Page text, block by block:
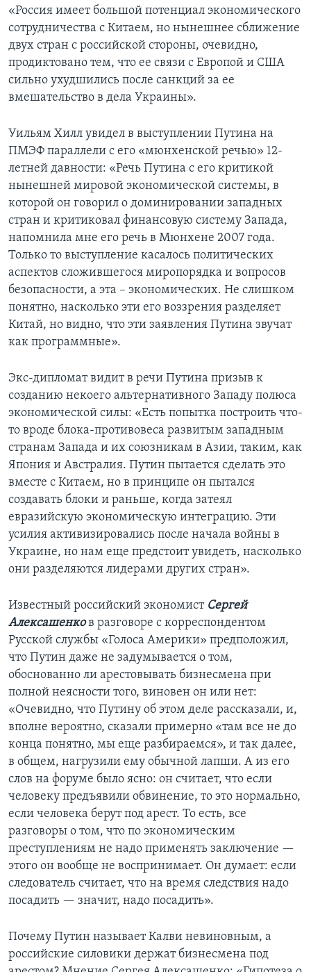
«Россия имеет большой потенциал экономического
сотрудничества с Китаем, но нынешнее сближение
двух стран с российской стороны, очевидно,
продиктовано тем, что ее связи с Европой и США
сильно ухудшились после санкций за ее
вмешательство в дела Украины».
Уильям Хилл увидел в выступлении Путина на
ПМЭФ параллели с его «мюнхенской речью» 12-
летней давности: «Речь Путина с его критикой
нынешней мировой экономической системы, в
которой он говорил о доминировании западных
стран и критиковал финансовую систему Запада,
напомнила мне его речь в Мюнхене 2007 года.
Только то выступление касалось политических
аспектов сложившегося миропорядка и вопросов
безопасности, а эта – экономических. Не слишком
понятно, насколько эти его воззрения разделяет
Китай, но видно, что эти заявления Путина звучат
как программные».
Экс-дипломат видит в речи Путина призыв к
созданию некоего альтернативного Западу полюса
экономической силы: «Есть попытка построить что-
то вроде блока-противовеса развитым западным
странам Запада и их союзникам в Азии, таким, как
Япония и Австралия. Путин пытается сделать это
вместе с Китаем, но в принципе он пытался
создавать блоки и раньше, когда затеял
евразийскую экономическую интеграцию. Эти
усилия активизировались после начала войны в
Украине, но нам еще предстоит увидеть, насколько
они разделяются лидерами других стран».
Известный российский экономист Сергей
Алексашенков разговоре с корреспондентом
Русской службы «Голоса Америки» предположил,
что Путин даже не задумывается о том,
обоснованно ли арестовывать бизнесмена при
полной неясности того, виновен он или нет:
«Очевидно, что Путину об этом деле рассказали, и,
вполне вероятно, сказали примерно «там все не до
конца понятно, мы еще разбираемся», и так далее,
в общем, нагрузили ему обычной лапши. А из его
слов на форуме было ясно: он считает, что если
человеку предъявили обвинение, то это нормально,
если человека берут под арест. То есть, все
разговоры о том, что по экономическим
преступлениям не надо применять заключение —
этого он вообще не воспринимает. Он думает: если
следователь считает, что на время следствия надо
посадить — значит, надо посадить».
Почему Путин называет Калви невиновным, а
российские силовики держат бизнесмена под